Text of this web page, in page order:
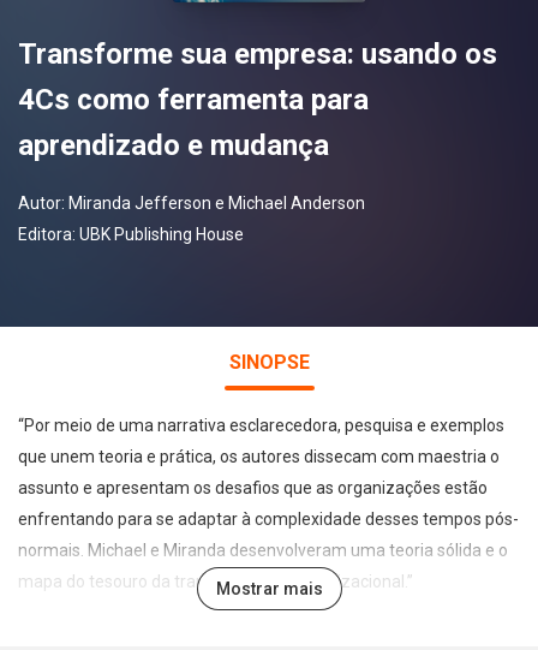
Transforme sua empresa: usando os
4Cs como ferramenta para
aprendizado e mudança
Autor: Miranda Jefferson e Michael Anderson
Editora: UBK Publishing House
SINOPSE
“Por meio de uma narrativa esclarecedora, pesquisa e exemplos
que unem teoria e prática, os autores dissecam com maestria o
assunto e apresentam os desafios que as organizações estão
enfrentando para se adaptar à complexidade desses tempos pós-
normais. Michael e Miranda desenvolveram uma teoria sólida e o
mapa do tesouro da transformação organizacional.”
Mostrar mais